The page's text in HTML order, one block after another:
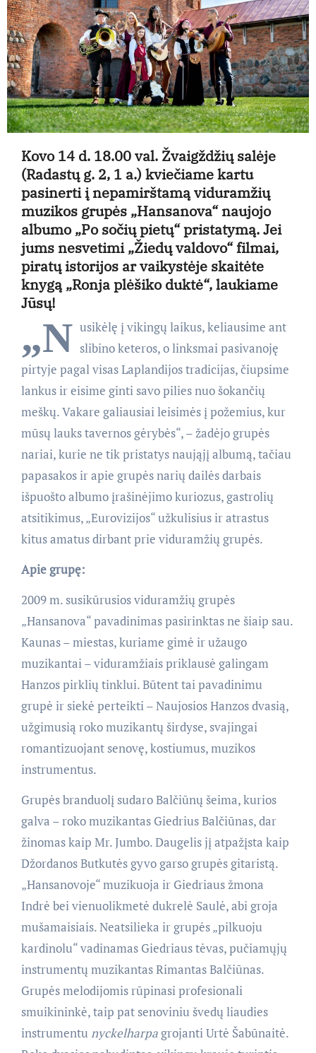
Kovo 14 d. 18.00 val. Žvaigždžių salėje
(Radastų g. 2, 1 a.) kviečiame kartu
pasinerti į nepamirštamą viduramžių
muzikos grupės „Hansanova“ naujojo
albumo„Po sočių pietų“pristatymą. Jei
jums nesvetimi „Žiedų valdovo“ filmai,
piratų istorijos ar vaikystėje skaitėte
knygą „Ronja plėšiko duktė“, laukiame
Jūsų!
„N usikėlę į vikingų laikus, keliausime ant
slibino keteros, o linksmai pasivanoję
pirtyje pagal visas Laplandijos tradicijas, čiupsime
lankus ir eisime ginti savo pilies nuo šokančių
meškų. Vakare galiausiai leisimės į požemius, kur
mūsų lauks tavernos gėrybės“, – žadėjo grupės
nariai, kurie ne tik pristatys naująjį albumą, tačiau
papasakos ir apie grupės narių dailės darbais
išpuošto albumo įrašinėjimo kuriozus, gastrolių
atsitikimus, „Eurovizijos“ užkulisius ir atrastus
kitus amatus dirbant prie viduramžių grupės.
Apie grupę:
2009 m. susikūrusios viduramžių grupės
„Hansanova“ pavadinimas pasirinktas ne šiaip sau.
Kaunas – miestas, kuriame gimė ir užaugo
muzikantai – viduramžiais priklausė galingam
Hanzos pirklių tinklui. Būtent tai pavadinimu
grupė ir siekė perteikti – Naujosios Hanzos dvasią,
užgimusią roko muzikantų širdyse, svajingai
romantizuojant senovę, kostiumus, muzikos
instrumentus.
Grupės branduolį sudaro Balčiūnų šeima, kurios
galva – roko muzikantas Giedrius Balčiūnas, dar
žinomas kaip Mr. Jumbo. Daugelis jį atpažįsta kaip
Džordanos Butkutės gyvo garso grupės gitaristą.
„Hansanovoje“ muzikuoja ir Giedriaus žmona
Indrė bei vienuolikmetė dukrelė Saulė, abi groja
mušamaisiais. Neatsilieka ir grupės „pilkuoju
kardinolu“ vadinamas Giedriaus tėvas, pučiamųjų
instrumentų muzikantas Rimantas Balčiūnas.
Grupės melodijomis rūpinasi profesionali
smuikininkė, taip pat senoviniu švedų liaudies
instrumentu nyckelharpagrojanti Urtė Šabūnaitė.